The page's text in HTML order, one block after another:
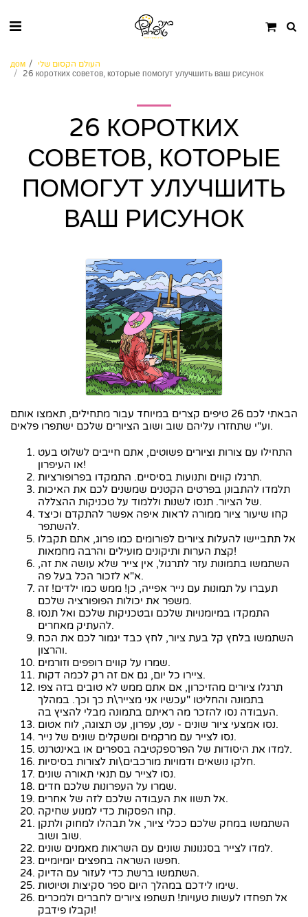
дом
העולם הקסום שלי
26 коротких советов, которые помогут улучшить ваш рисунок
26 КОРОТКИХ
СОВЕТОВ, КОТОРЫЕ
ПОМОГУТ УЛУЧШИТЬ
ВАШ РИСУНОК
הבאתי לכם 26 טיפים קצרים במיוחד עבור מתחילים, תאמצו אותם
וע"י שתחזרו עליהם שוב ושוב הציורים שלכם ישתפרו פלאים.
התחילו עם צורות וציורים פשוטים, אתם חייבים לשלוט בעט
או העיפרון!
תרגלו קווים ותנועות בסיסיים. התמקדו בפרופורציות.
תלמדו להתבונן בפרטים הקטנים שמשנים לכם את האיכות
של הציור. תנסו לשנות וללמוד על טכניקות ההצללה.
קחו שיעור ציור ממורה לראות איפה אפשר להתקדם וכיצד
להשתפר.
אל תתביישו להעלות ציורים לפורומים כמו פרוג, אתם תקבלו
קצת הערות ותיקונים מועילים והרבה מחמאות!
השתמשו בתמונות עזר לתרגול, אין צייר שלא עושה את זה,
א"א לזכור הכל בעל פה.
תעברו על תמונות עם נייר אפייה, כן! ממש כמו ילדים! זה
משפר את יכולות הפופורציה שלכם.
התמקדו במיומנויות שלכם ובטכניקות שלכם ואל תנסו
להעתיק מאחרים.
השתמשו בלחץ קל בעת ציור, לחץ כבד יגמור לכם את הכח
והרצון.
שמרו על קווים רופפים וזורמים.
ציירו כל יום, גם אם זה רק לכמה דקות.
תרגלו ציורים מהזיכרון, אם אתם ממש לא טובים בזה צפו
בתמונה והחליטו "עכשיו אני מצייר\ת כך וכך. במהלך
העבודה נסו להזכר מה ראיתם בתמונה מבלי להציץ בה.
נסו אמצעי ציור שונים - עט, עפרון, עט תצוגה, לוח אטום.
נסו לצייר עם מרקמים ומשקלים שונים של נייר.
למדו את היסודות של הפרספקטיבה בספרים או באינטרנט.
חלקו נושאים ודמויות מורכבים\ות לצורות בסיסיות.
נסו לצייר עם תנאי תאורה שונים.
שמרו על העפרונות שלכם חדים.
אל תשוו את העבודה שלכם לזה של אחרים.
קחו הפסקות כדי למנוע שחיקה.
השתמשו במחק שלכם ככלי ציור, אל תבהלו למחוק ולתקן
שוב ושוב.
למדו לצייר בסגנונות שונים עם השראות מאמנים שונים.
חפשו השראה בחפצים יומיומיים.
השתמשו ברשת כדי לעזור עם הדיוק.
שימו לידכם במהלך היום ספר סקיצות וטיוטות.
אל תפחדו לעשות טעויות! תשתפו ציורים לחברים ולמכרים
וקבלו פידבק!